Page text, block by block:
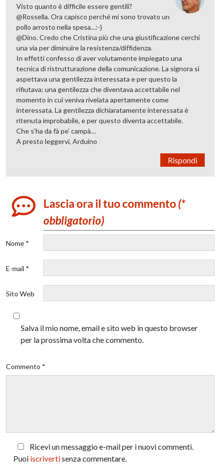
Visto quanto è difficile essere gentili?
@Rossella. Ora capisco perché mi sono trovato un
pollo arrosto nella spesa…:-)
@Dino. Credo che Cristina più che una giustificazione cerchi
una via per diminuire la resistenza/diffidenza.
In effetti confesso di aver volutamente impiegato una
tecnica di ristrutturazione della comunicazione. La signora si
aspettava una gentilezza interessata e per questo la
rifiutava: una gentilezza che diventava accettabile nel
momento in cui veniva rivelata apertamente come
interessata. La gentilezza dichiaratamente interessata è
ritenuta improbabile, e per questo diventa accettabile.
Che s’ha da fà pe’ campà…
A presto leggervi, Arduino
Rispondi
Lascia ora il tuo commento(*
obbligatorio)
Nome *
E-mail *
Sito Web
Salva il mio nome, email e sito web in questo browser
per la prossima volta che commento.
Commento *
Ricevi un messaggio e-mail per i nuovi commenti.
Puoi iscrivertisenza commentare.